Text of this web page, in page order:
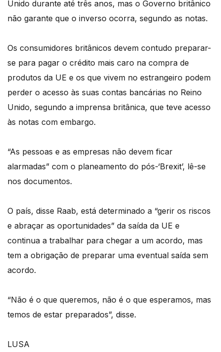
Unido durante até três anos, mas o Governo britânico
não garante que o inverso ocorra, segundo as notas.
Os consumidores britânicos devem contudo preparar-
se para pagar o crédito mais caro na compra de
produtos da UE e os que vivem no estrangeiro podem
perder o acesso às suas contas bancárias no Reino
Unido, segundo a imprensa britânica, que teve acesso
às notas com embargo.
“As pessoas e as empresas não devem ficar
alarmadas” com o planeamento do pós-‘Brexit’, lê-se
nos documentos.
O país, disse Raab, está determinado a “gerir os riscos
e abraçar as oportunidades” da saída da UE e
continua a trabalhar para chegar a um acordo, mas
tem a obrigação de preparar uma eventual saída sem
acordo.
“Não é o que queremos, não é o que esperamos, mas
temos de estar preparados”, disse.
LUSA